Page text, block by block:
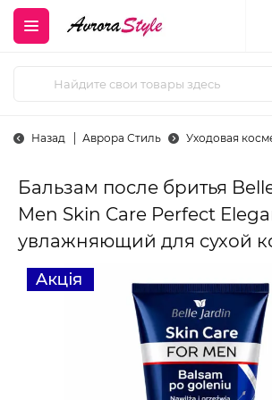
Назад Аврора Стиль Уходовая
Бальзам после бритья
Men Skin Care Perfect
увлажняющий для сухой